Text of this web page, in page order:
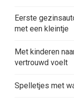
Eerste
met een kleintje
Met kinderen
vertrouwd voelt
Spelletjes met